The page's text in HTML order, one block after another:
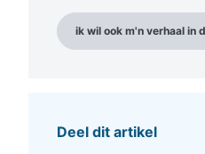
ik wil ook m'n verhaal in
Deel dit artikel